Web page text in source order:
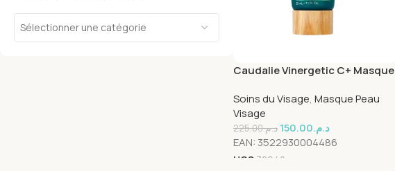
Sélectionner une catégorie
Caudalie Vinergetic C+ Masque
Soins du Visage, Masque Peau
Visage
د.م.225.00 د.م.150.00
EAN: 3522930004486
UGS 30942